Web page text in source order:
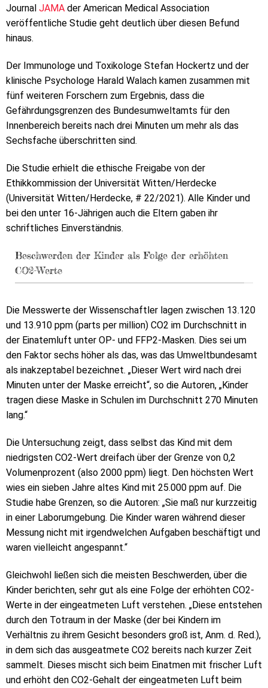
Journal JAMA der American Medical Association
veröffentliche Studie geht deutlich über diesen Befund
hinaus.
Der Immunologe und Toxikologe Stefan Hockertz und der
klinische Psychologe Harald Walach kamen zusammen mit
fünf weiteren Forschern zum Ergebnis, dass die
Gefährdungsgrenzen des Bundesumweltamts für den
Innenbereich bereits nach drei Minuten um mehr als das
Sechsfache überschritten sind.
Die Studie erhielt die ethische Freigabe von der
Ethikkommission der Universität Witten/Herdecke
(Universität Witten/Herdecke, # 22/2021). Alle Kinder und
bei den unter 16-Jährigen auch die Eltern gaben ihr
schriftliches Einverständnis.
Beschwerden der Kinder als Folge der erhöhten
CO2-Werte
Die Messwerte der Wissenschaftler lagen zwischen 13.120
und 13.910 ppm (parts per million) CO2 im Durchschnitt in
der Einatemluft unter OP- und FFP2-Masken. Dies sei um
den Faktor sechs höher als das, was das Umweltbundesamt
als inakzeptabel bezeichnet. „Dieser Wert wird nach drei
Minuten unter der Maske erreicht“, so die Autoren, „Kinder
tragen diese Maske in Schulen im Durchschnitt 270 Minuten
lang.“
Die Untersuchung zeigt, dass selbst das Kind mit dem
niedrigsten CO2-Wert dreifach über der Grenze von 0,2
Volumenprozent (also 2000 ppm) liegt. Den höchsten Wert
wies ein sieben Jahre altes Kind mit 25.000 ppm auf. Die
Studie habe Grenzen, so die Autoren: „Sie maß nur kurzzeitig
in einer Laborumgebung. Die Kinder waren während dieser
Messung nicht mit irgendwelchen Aufgaben beschäftigt und
waren vielleicht angespannt.“
Gleichwohl ließen sich die meisten Beschwerden, über die
Kinder berichten, sehr gut als eine Folge der erhöhten CO2-
Werte in der eingeatmeten Luft verstehen. „Diese entstehen
durch den Totraum in der Maske (der bei Kindern im
Verhältnis zu ihrem Gesicht besonders groß ist, Anm. d. Red.),
in dem sich das ausgeatmete CO2 bereits nach kurzer Zeit
sammelt. Dieses mischt sich beim Einatmen mit frischer Luft
und erhöht den CO2-Gehalt der eingeatmeten Luft beim